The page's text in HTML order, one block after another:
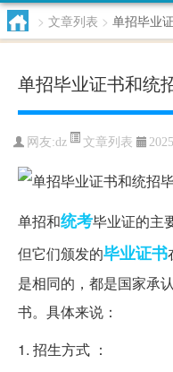
> 文章列表 > 单招毕业
单招毕业证书和统
网友:dz 文章列表
单招和统考毕业证的主
但它们颁发的毕业证书
是相同的，都是国家承
书。具体来说：
1. 招生方式 ：